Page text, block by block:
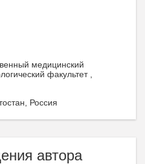
медицинский
факультет ,
Россия
автора